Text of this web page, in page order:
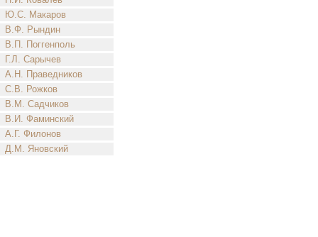
Ю.С. Макаров
В.Ф. Рындин
В.П. Поггенполь
Г.Л. Сарычев
А.Н. Праведников
С.В. Рожков
В.М. Садчиков
В.И. Фаминский
А.Г. Филонов
Д.М. Яновский